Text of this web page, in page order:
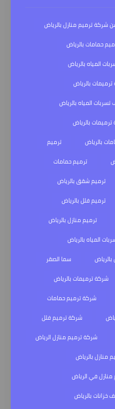
شركة ترميم منازل بالرياض
حمامات بالرياض
المياه بالرياض
بالرياض
المياه بالرياض
بالرياض
بالرياض
ترميم
ترميم حمامات
ترميم شقق بالرياض
ترميم فلل بالرياض
ترميم منازل بالرياض
المياه بالرياض
سما الصقر
شركة ترميمات بالرياض
شركة ترميم حمامات
شركة ترميم فلل
شركة ترميم منازل الرياض
منازل بالرياض
في الرياض
بالرياض